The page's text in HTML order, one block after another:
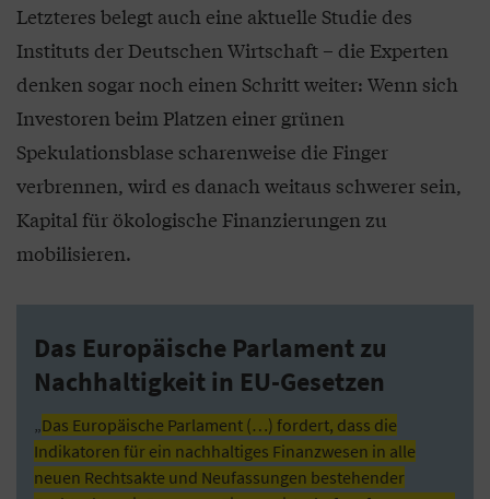
Letzteres belegt auch eine aktuelle Studie des
Instituts der Deutschen Wirtschaft – die Experten
denken sogar noch einen Schritt weiter: Wenn sich
Investoren beim Platzen einer grünen
Spekulationsblase scharenweise die Finger
verbrennen, wird es danach weitaus schwerer sein,
Kapital für ökologische Finanzierungen zu
mobilisieren.
Das Europäische Parlament zu
Nachhaltigkeit in EU-Gesetzen
„Das Europäische Parlament (…) fordert, dass die
Indikatoren für ein nachhaltiges Finanzwesen in alle
neuen Rechtsakte und Neufassungen bestehender